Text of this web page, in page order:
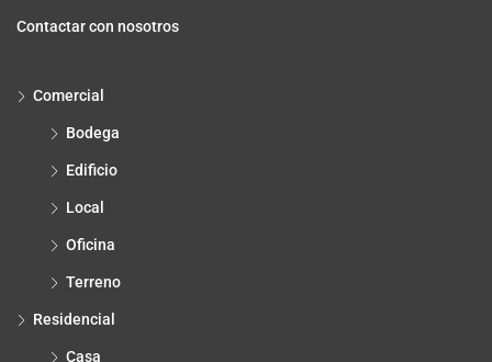
Contactar con nosotros
Comercial
Bodega
Edificio
Local
Oficina
Terreno
Residencial
Casa